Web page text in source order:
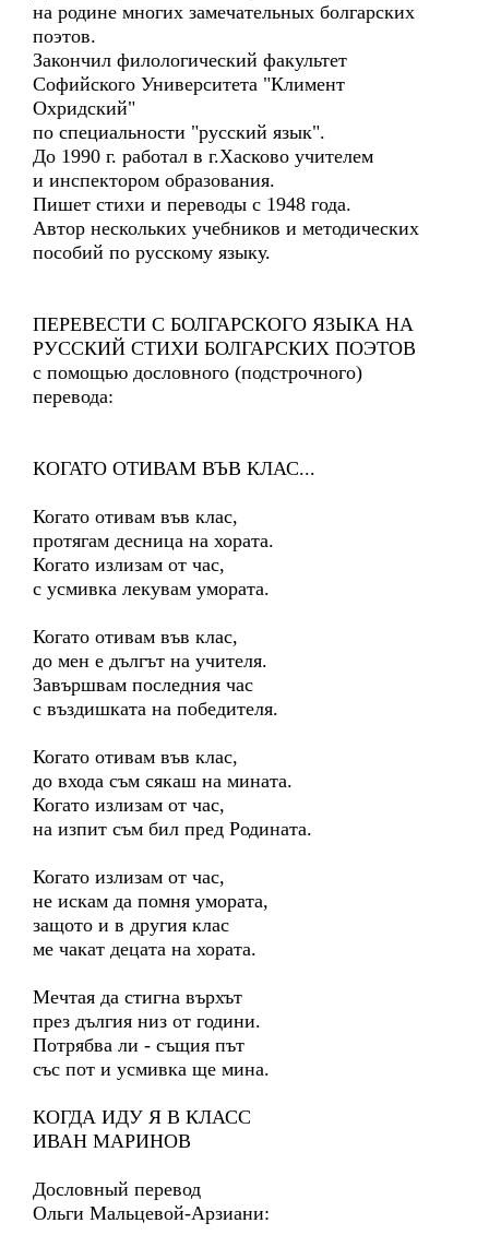
на родине многих замечательных болгарских
поэтов.
Закончил филологический факультет
Софийского Университета "Климент
Охридский"
по специальности "русский язык".
До 1990 г. работал в г.Хасково учителем
и инспектором образования.
Пишет стихи и переводы с 1948 года.
Автор нескольких учебников и методических
пособий по русскому языку.
ПЕРЕВЕСТИ С БОЛГАРСКОГО ЯЗЫКА НА
РУССКИЙ СТИХИ БОЛГАРСКИХ ПОЭТОВ
с помощью дословного (подстрочного)
перевода:
КОГАТО ОТИВАМ ВЪВ КЛАС...
Когато отивам във клас,
протягам десница на хората.
Когато излизам от час,
с усмивка лекувам умората.
Когато отивам във клас,
до мен е дългът на учителя.
Завършвам последния час
с въздишката на победителя.
Когато отивам във клас,
до входа съм сякаш на мината.
Когато излизам от час,
на изпит съм бил пред Родината.
Когато излизам от час,
не искам да помня умората,
защото и в другия клас
ме чакат децата на хората.
Мечтая да стигна върхът
през дългия низ от години.
Потрябва ли - същия път
със пот и усмивка ще мина.
КОГДА ИДУ Я В КЛАСС
ИВАН МАРИНОВ
Дословный перевод
Ольги Мальцевой-Арзиани: